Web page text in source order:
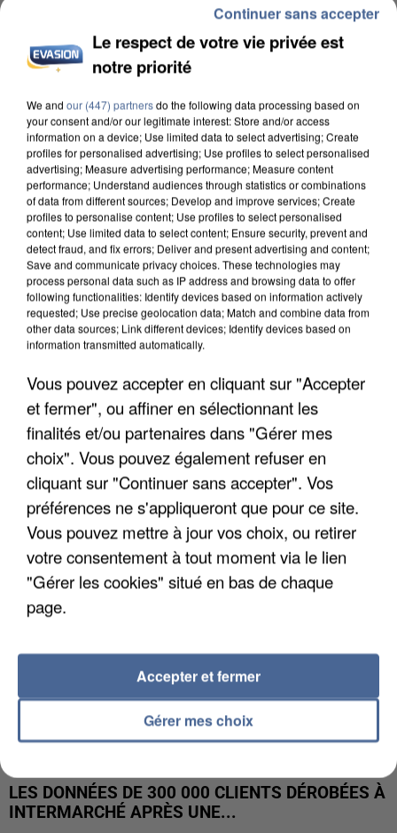
UN SECOND CADRE DE LA DZ MAFIA
INTERPELLÉ EN ALGÉRIE
UNE TOURISTE DE L’OISE EMPORTÉE PAR UNE
COULÉE DE BOUE EN HAUTE-SAVOIE
LES DONNÉES DE 300 000 CLIENTS DÉROBÉES À
INTERMARCHÉ APRÈS UNE...
Le respect de votre vie privée est
notre priorité
We and our (447) partnersdo the following data processing based on
your consent and/or our legitimate interest: Store and/or access
information on a device; Use limited data to select advertising; Create
profiles for personalised advertising; Use profiles to select personalised
advertising; Measure advertising performance; Measure content
performance; Understand audiences through statistics or combinations
of data from different sources; Develop and improve services; Create
profiles to personalise content; Use profiles to select personalised
content; Use limited data to select content; Ensure security, prevent and
detect fraud, and fix errors; Deliver and present advertising and content;
Save and communicate privacy choices. These technologies may
process personal data such as IP address and browsing data to offer
following functionalities: Identify devices based on information actively
requested; Use precise geolocation data; Match and combine data from
other data sources; Link different devices; Identify devices based on
information transmitted automatically.
Vous pouvez accepter en cliquant sur "Accepter
et fermer", ou affiner en sélectionnant les
finalités et/ou partenaires dans "Gérer mes
choix". Vous pouvez également refuser en
cliquant sur "Continuer sans accepter". Vos
préférences ne s'appliqueront que pour ce site.
Vous pouvez mettre à jour vos choix, ou retirer
votre consentement à tout moment via le lien
"Gérer les cookies" situé en bas de chaque
page.
Gérer mes choix
Accepter et fermer
Continuer sans accepter